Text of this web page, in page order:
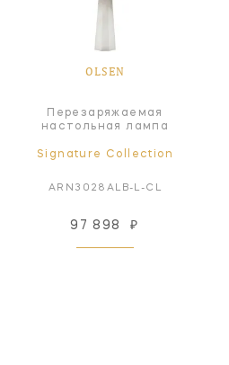
OLSEN
Перезаряжаемая
настольная лампа
Signature Collection
ARN3028ALB-L-CL
97 898 ₽